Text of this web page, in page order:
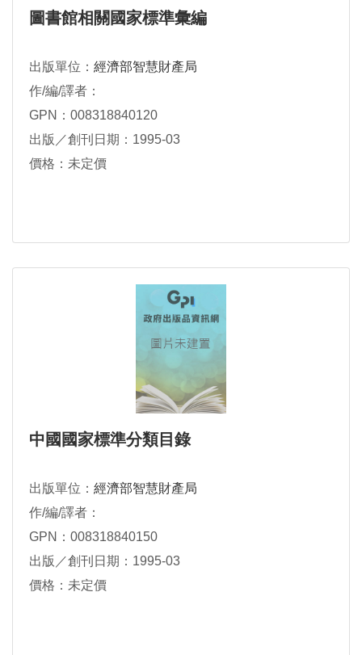
圖書館相關國家標準彙編
出版單位： 經濟部智慧財產局
作/編/譯者：
GPN：008318840120
出版／創刊日期：1995-03
價格：未定價
中國國家標準分類目錄
出版單位： 經濟部智慧財產局
作/編/譯者：
GPN：008318840150
出版／創刊日期：1995-03
價格：未定價